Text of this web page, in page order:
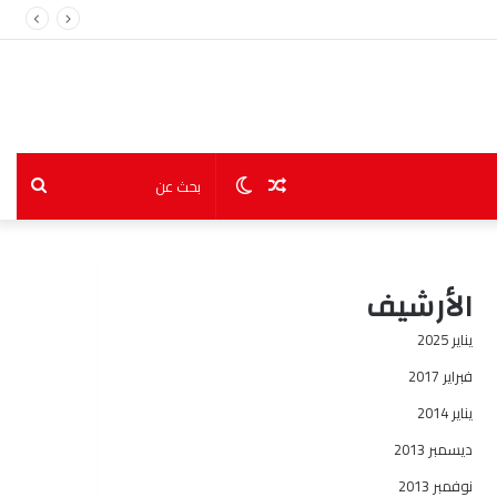
بحث
الوضعمقال
الأرشيف
يناير 2025
فبراير 2017
يناير 2014
ديسمبر 2013
نوفمبر 2013